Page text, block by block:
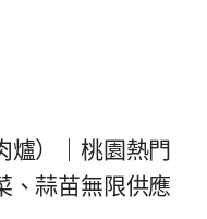
爐）｜桃園熱門
、蒜苗無限供應